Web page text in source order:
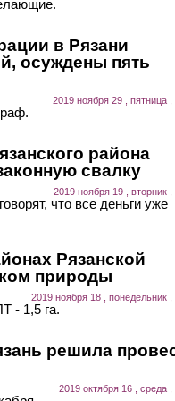
в Рязани
осуждены пять
2019 ноября 29 , пятница ,
района
свалку
2019 ноября 19 , вторник ,
что все деньги уже
Рязанской
природы
2019 ноября 18 , понедельник ,
- 1,5 га.
решила
2019 октября 16 , среда ,